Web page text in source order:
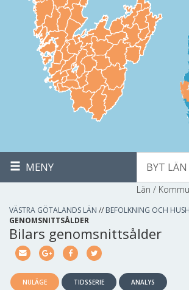
MENY BYT LÄN
Län /
VÄSTRA GÖTALANDS LÄN // BEFOLKNING OCH
GENOMSNITTSÅLDER
Bilars genomsnittsålder
NULÄGE TIDSSERIE ANALYS